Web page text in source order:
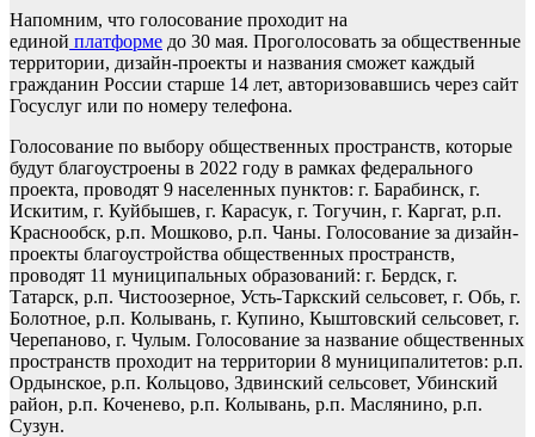
Напомним, что голосование проходит на
единой платформе до 30 мая. Проголосовать за общественные
территории, дизайн-проекты и названия сможет каждый
гражданин России старше 14 лет, авторизовавшись через сайт
Госуслуг или по номеру телефона.
Голосование по выбору общественных пространств, которые
будут благоустроены в 2022 году в рамках федерального
проекта, проводят 9 населенных пунктов: г. Барабинск, г.
Искитим, г. Куйбышев, г. Карасук, г. Тогучин, г. Каргат, р.п.
Краснообск, р.п. Мошково, р.п. Чаны. Голосование за дизайн-
проекты благоустройства общественных пространств,
проводят 11 муниципальных образований: г. Бердск, г.
Татарск, р.п. Чистоозерное, Усть-Таркский сельсовет, г. Обь, г.
Болотное, р.п. Колывань, г. Купино, Кыштовский сельсовет, г.
Черепаново, г. Чулым. Голосование за название общественных
пространств проходит на территории 8 муниципалитетов: р.п.
Ордынское, р.п. Кольцово, Здвинский сельсовет, Убинский
район, р.п. Коченево, р.п. Колывань, р.п. Маслянино, р.п.
Сузун.